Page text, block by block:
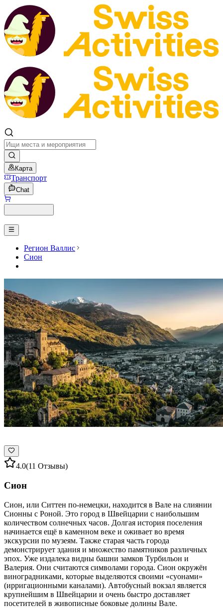
Карта
Транспорт
Chat
Регион Валлис
Сион
4.0(11 Отзывы)
Сион
Сион, или Ситтен по-немецки, находится в Вале на слиянии
Сионны с Роной. Это город в Швейцарии с наибольшим
количеством солнечных часов. Долгая история поселения
начинается ещё в каменном веке и оживает во время
экскурсии по музеям. Также старая часть города
демонстрирует здания и множество памятников различных
эпох. Уже издалека видны башни замков Турбильон и
Валерия. Они считаются символами города. Сион окружён
виноградниками, которые выделяются своими «суонами»
(ирригационными каналами). Автобусный вокзал является
крупнейшим в Швейцарии и очень быстро доставляет
посетителей в живописные боковые долины Вале.